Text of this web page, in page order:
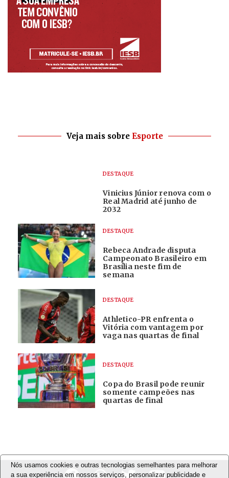
Veja mais sobre Esporte
DESTAQUE
Vinicius Júnior renova com o
Real Madrid até junho de
2032
DESTAQUE
Rebeca Andrade disputa
Campeonato Brasileiro em
Brasília neste fim de
semana
DESTAQUE
Athletico-PR enfrenta o
Vitória com vantagem por
vaga nas quartas de final
DESTAQUE
Copa do Brasil pode reunir
somente campeões nas
quartas de final
Nós usamos cookies e outras tecnologias semelhantes para melhorar
a sua experiência em nossos serviços, personalizar publicidade e